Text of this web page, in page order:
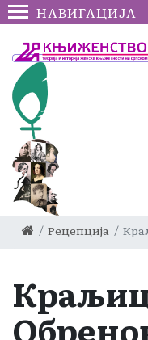
НАВИГАЦИЈА
Рецепција